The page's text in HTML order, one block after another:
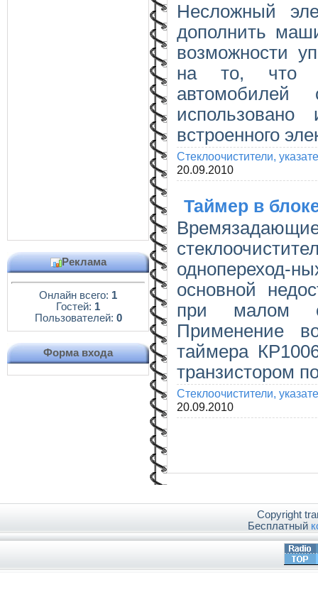
Реклама
Онлайн всего: 1
Гостей: 1
Пользователей: 0
Форма входа
Несложный
дополнить
возможности
на то, что
встроенного
Стеклоочистители,
20.09.2010
Таймер в
основной
при малом
Применение
таймера
транзистором
Стеклоочистители,
20.09.2010
Copyright
Бесплатный